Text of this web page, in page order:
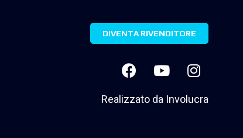
DIVENTA RIVENDITORE
Realizzato da Involucra